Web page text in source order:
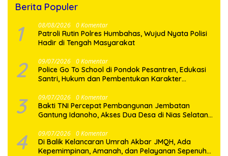
Berita Populer
1 08/08/2026 0 Komentar
Patroli Rutin Polres Humbahas, Wujud Nyata Polisi
Hadir di Tengah Masyarakat
2 09/07/2026 0 Komentar
Police Go To School di Pondok Pesantren, Edukasi
Santri, Hukum dan Pembentukan Karakter
3 09/07/2026 0 Komentar
Bakti TNI Percepat Pembangunan Jembatan
Gantung Idanoho, Akses Dua Desa di Nias Selatan
4 09/07/2026 0 Komentar
Di Balik Kelancaran Umrah Akbar JMQH, Ada
Kepemimpinan, Amanah, dan Pelayanan Sepenuh